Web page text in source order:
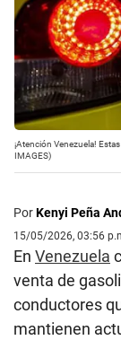
¡Atención Venezuela!
IMAGES)
PorKenyi Peña
15/05/2026, 03:56
En Venezuela
venta de
conductores
mantienen